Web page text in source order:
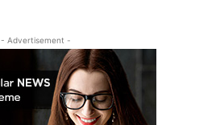
- Advertisement -